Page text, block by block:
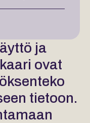
ja
ovat
tietoon.